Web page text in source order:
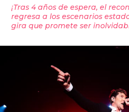
¡Tras 4 años de espera, el
regresa a los escenarios
gira que promete ser